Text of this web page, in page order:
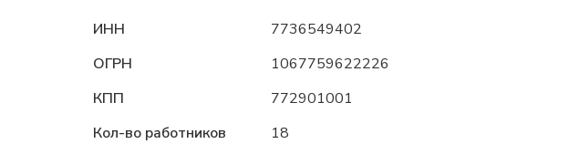
ИНН
7736549402
ОГРН
1067759622226
КПП
772901001
Кол-во работников
18